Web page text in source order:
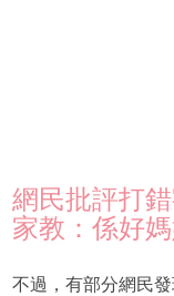
網民批評打
家教：係好
不過，有部分網民